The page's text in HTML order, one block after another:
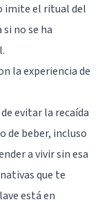
imite el ritual del
no se ha
la experiencia de
evitar la recaída
de beber, incluso
a vivir sin esa
que te
está en